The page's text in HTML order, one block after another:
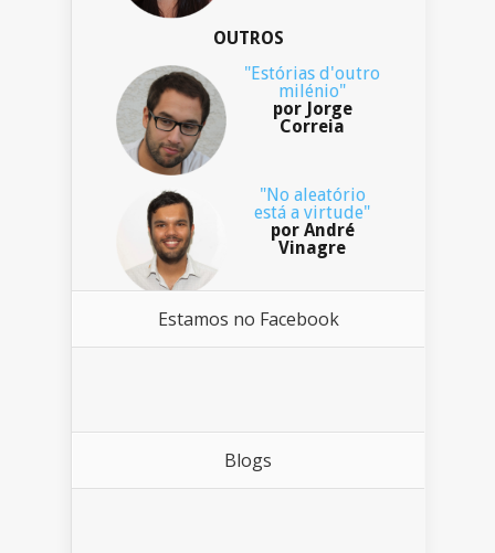
OUTROS
"Estórias d'outro
milénio"
por Jorge
Correia
"No aleatório
está a virtude"
por André
Vinagre
Estamos no Facebook
Blogs